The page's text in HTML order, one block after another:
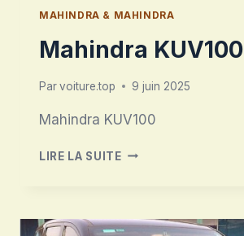
MAHINDRA & MAHINDRA
Mahindra KUV100
Parvoiture.top 9 juin 2025
Mahindra KUV100
LIRE LA SUITEMAHINDRA